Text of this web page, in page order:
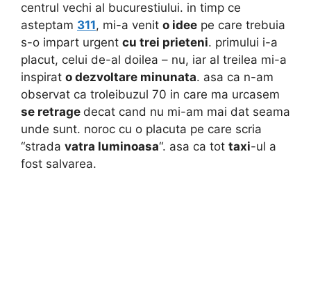
centrul vechi al bucurestiului. in timp ce
asteptam 311, mi-a venit o idee pe care trebuia
s-o impart urgent cu trei prieteni. primului i-a
placut, celui de-al doilea – nu, iar al treilea mi-a
inspirat o dezvoltare minunata. asa ca n-am
observat ca troleibuzul 70 in care ma urcasem
se retrage decat cand nu mi-am mai dat seama
unde sunt. noroc cu o placuta pe care scria
“strada vatra luminoasa“. asa ca tot taxi-ul a
fost salvarea.